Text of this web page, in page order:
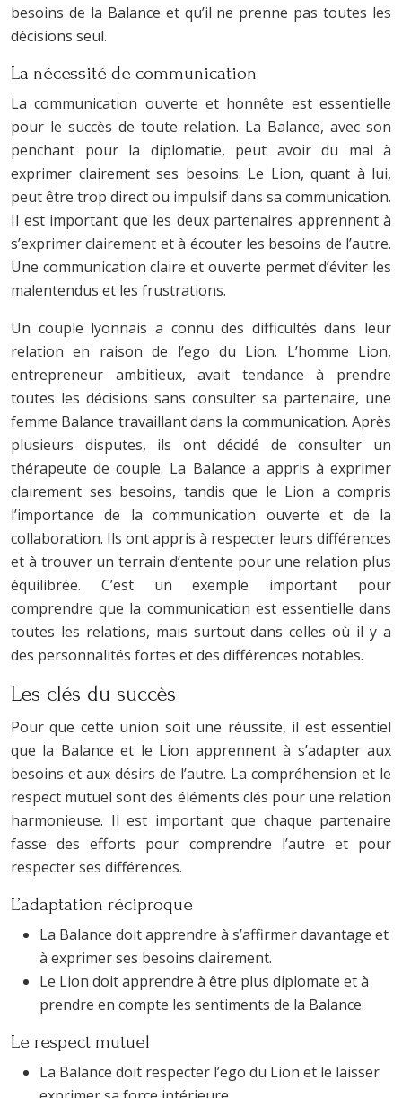
besoins de la Balance et qu’il ne prenne pas toutes les
décisions seul.
La nécessité de communication
La communication ouverte et honnête est essentielle
pour le succès de toute relation. La Balance, avec son
penchant pour la diplomatie, peut avoir du mal à
exprimer clairement ses besoins. Le Lion, quant à lui,
peut être trop direct ou impulsif dans sa communication.
Il est important que les deux partenaires apprennent à
s’exprimer clairement et à écouter les besoins de l’autre.
Une communication claire et ouverte permet d’éviter les
malentendus et les frustrations.
Un couple lyonnais a connu des difficultés dans leur
relation en raison de l’ego du Lion. L’homme Lion,
entrepreneur ambitieux, avait tendance à prendre
toutes les décisions sans consulter sa partenaire, une
femme Balance travaillant dans la communication. Après
plusieurs disputes, ils ont décidé de consulter un
thérapeute de couple. La Balance a appris à exprimer
clairement ses besoins, tandis que le Lion a compris
l’importance de la communication ouverte et de la
collaboration. Ils ont appris à respecter leurs différences
et à trouver un terrain d’entente pour une relation plus
équilibrée. C’est un exemple important pour
comprendre que la communication est essentielle dans
toutes les relations, mais surtout dans celles où il y a
des personnalités fortes et des différences notables.
Les clés du succès
Pour que cette union soit une réussite, il est essentiel
que la Balance et le Lion apprennent à s’adapter aux
besoins et aux désirs de l’autre. La compréhension et le
respect mutuel sont des éléments clés pour une relation
harmonieuse. Il est important que chaque partenaire
fasse des efforts pour comprendre l’autre et pour
respecter ses différences.
L’adaptation réciproque
La Balance doit apprendre à s’affirmer davantage et
à exprimer ses besoins clairement.
Le Lion doit apprendre à être plus diplomate et à
prendre en compte les sentiments de la Balance.
Le respect mutuel
La Balance doit respecter l’ego du Lion et le laisser